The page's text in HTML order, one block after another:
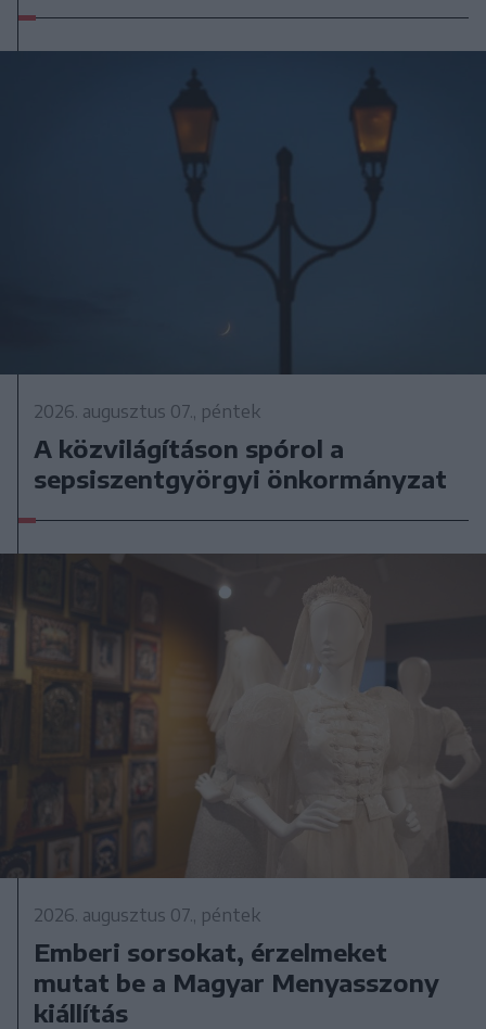
2026. augusztus 07., péntek
A közvilágításon spórol a
sepsiszentgyörgyi önkormányzat
2026. augusztus 07., péntek
Emberi sorsokat, érzelmeket
mutat be a Magyar Menyasszony
kiállítás